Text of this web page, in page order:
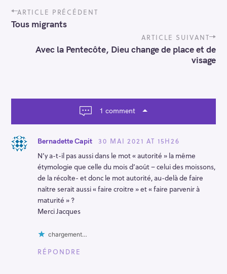
P
o
s
a
n
ARTICLE PRÉCÉDENT
Tous migrants
ARTICLE SUIVANT
Avec la Pentecôte, Dieu change de place et de
visage
1 comment
Bernadette Capit
30 MAI 2021 AT 15H26
N’y a-t-il pas aussi dans le mot « autorité » la même
étymologie que celle du mois d’août – celui des moissons,
de la récolte- et donc le mot autorité, au-delà de faire
naître serait aussi « faire croitre » et « faire parvenir à
maturité » ?
Merci Jacques
chargement…
RÉPONDRE